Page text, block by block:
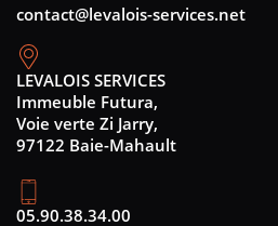
contact@levalois-services.net
LEVALOIS SERVICES
Immeuble Futura,
Voie verte Zi Jarry,
97122 Baie-Mahault
05.90.38.34.00